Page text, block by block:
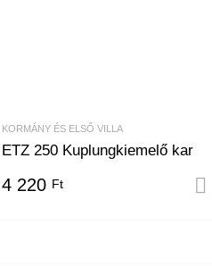
KORMÁNY ÉS ELSŐ VILLA
ETZ 250 Kuplungkiemelő kar
4 220 Ft